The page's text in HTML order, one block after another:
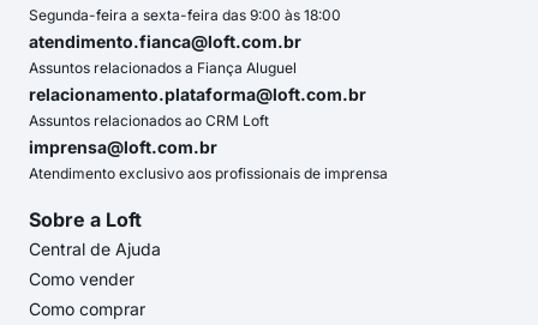
Segunda-feira a sexta-feira das 9:00 às 18:00
atendimento.fianca@loft.com.br
Assuntos relacionados a Fiança Aluguel
relacionamento.plataforma@loft.com.br
Assuntos relacionados ao CRM Loft
imprensa@loft.com.br
Atendimento exclusivo aos profissionais de imprensa
Sobre a Loft
Central de Ajuda
Como vender
Como comprar